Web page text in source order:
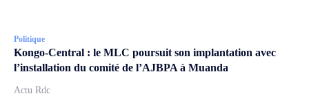
Politique
Kongo-Central : le MLC poursuit son implantation avec
l’installation du comité de l’AJBPA à Muanda
Actu Rdc